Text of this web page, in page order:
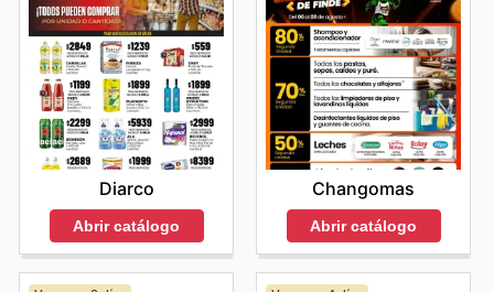
Diarco
Abrir catálogo
Changomas
Abrir catálogo